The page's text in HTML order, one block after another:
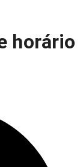
horário